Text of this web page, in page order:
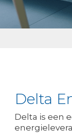
Delta
Delta is een